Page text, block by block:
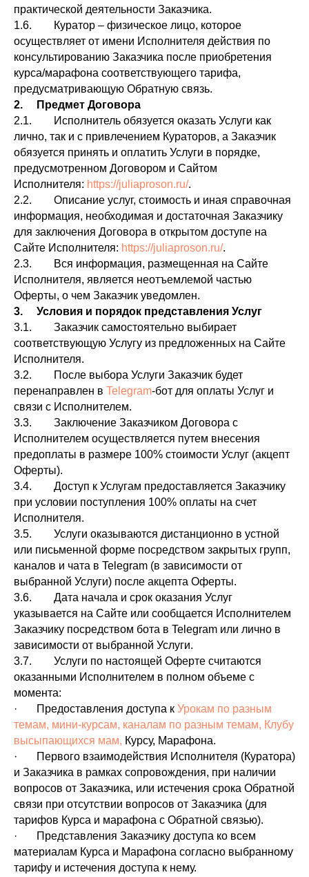
практической деятельности Заказчика.
1.6. Куратор – физическое лицо, которое
осуществляет от имени Исполнителя действия по
консультированию Заказчика после приобретения
курса/марафона соответствующего тарифа,
предусматривающую Обратную связь.
2. Предмет Договора
2.1. Исполнитель обязуется оказать Услуги как
лично, так и с привлечением Кураторов, а Заказчик
обязуется принять и оплатить Услуги в порядке,
предусмотренном Договором и Сайтом
Исполнителя: https://juliaproson.ru/.
2.2. Описание услуг, стоимость и иная справочная
информация, необходимая и достаточная Заказчику
для заключения Договора в открытом доступе на
Сайте Исполнителя: https://juliaproson.ru/.
2.3. Вся информация, размещенная на Сайте
Исполнителя, является неотъемлемой частью
Оферты, о чем Заказчик уведомлен.
3. Условия и порядок представления Услуг
3.1. Заказчик самостоятельно выбирает
соответствующую Услугу из предложенных на Сайте
Исполнителя.
3.2. После выбора Услуги Заказчик будет
перенаправлен в Telegram-бот для оплаты Услуг и
связи с Исполнителем.
3.3. Заключение Заказчиком Договора с
Исполнителем осуществляется путем внесения
предоплаты в размере 100% стоимости Услуг (акцепт
Оферты).
3.4. Доступ к Услугам предоставляется Заказчику
при условии поступления 100% оплаты на счет
Исполнителя.
3.5. Услуги оказываются дистанционно в устной
или письменной форме посредством закрытых групп,
каналов и чата в Telegram (в зависимости от
выбранной Услуги) после акцепта Оферты.
3.6. Дата начала и срок оказания Услуг
указывается на Сайте или сообщается Исполнителем
Заказчику посредством бота в Telegram или лично в
зависимости от выбранной Услуги.
3.7. Услуги по настоящей Оферте считаются
оказанными Исполнителем в полном объеме с
момента:
· Предоставления доступа к Урокам по разным
темам, мини-курсам, каналам по разным темам, Клубу
высыпающихся мам, Курсу, Марафона.
· Первого взаимодействия Исполнителя (Куратора)
и Заказчика в рамках сопровождения, при наличии
вопросов от Заказчика, или истечения срока Обратной
связи при отсутствии вопросов от Заказчика (для
тарифов Курса и марафона с Обратной связью).
· Представления Заказчику доступа ко всем
материалам Курса и Марафона согласно выбранному
тарифу и истечения доступа к нему.